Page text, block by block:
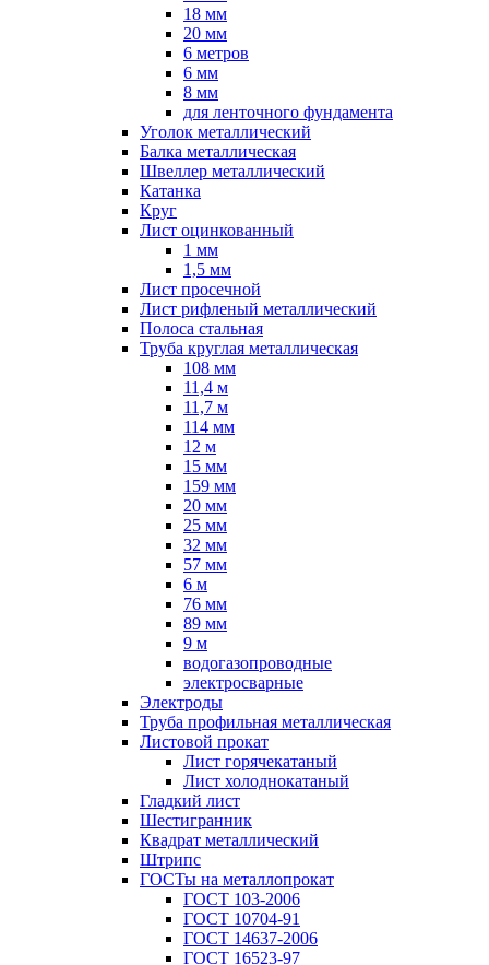
18 мм
20 мм
6 метров
6 мм
8 мм
для ленточного фундамента
Уголок металлический
Балка металлическая
Швеллер металлический
Катанка
Круг
Лист оцинкованный
1 мм
1,5 мм
Лист просечной
Лист рифленый металлический
Полоса стальная
Труба круглая металлическая
108 мм
11,4 м
11,7 м
114 мм
12 м
15 мм
159 мм
20 мм
25 мм
32 мм
57 мм
6 м
76 мм
89 мм
9 м
водогазопроводные
электросварные
Электроды
Труба профильная металлическая
Листовой прокат
Лист горячекатаный
Лист холоднокатаный
Гладкий лист
Шестигранник
Квадрат металлический
Штрипс
ГОСТы на металлопрокат
ГОСТ 103-2006
ГОСТ 10704-91
ГОСТ 14637-2006
ГОСТ 16523-97